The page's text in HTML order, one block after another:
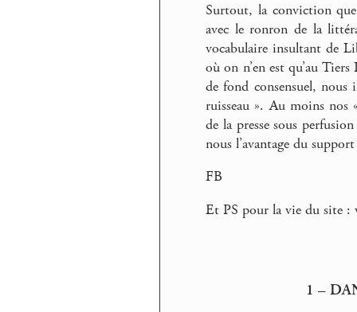
Surtout, la conviction que
avec le ronron de la
vocabulaire insultant de
où on n’en est qu’au
de fond consensuel,
ruisseau ». Au moins nos
de la presse sous
nous l’avantage du
FB
Et PS pour la vie du site :
1 –